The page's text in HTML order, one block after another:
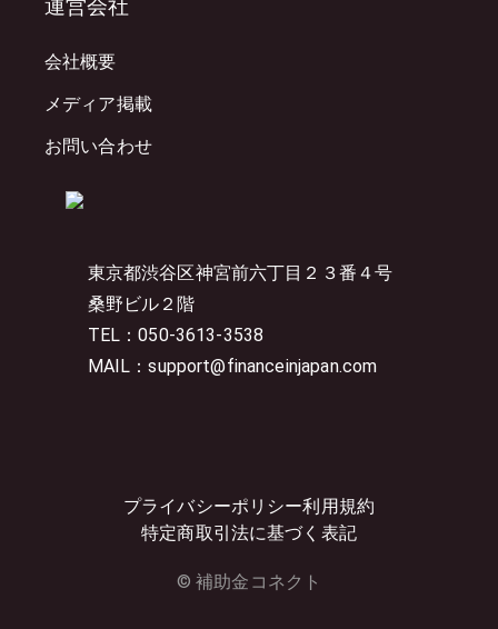
東京都渋谷区神宮前六丁目２３番４号
桑野ビル２階
TEL：050-3613-3538
MAIL：support@financeinjapan.com
プライバシーポリシー利用規約
特定商取引法に基づく表記
© 補助金コネクト
運営会社
会社概要
メディア掲載
お問い合わせ